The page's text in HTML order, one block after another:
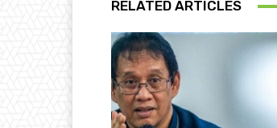
RELATED ARTICLES